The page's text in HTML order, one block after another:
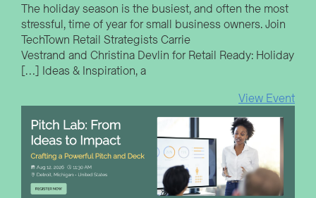
The holiday season is the busiest, and often the most
stressful, time of year for small business owners. Join
TechTown Retail Strategists Carrie
Vestrand and Christina Devlin for Retail Ready: Holiday
Ideas & Inspiration, a […]
View Event